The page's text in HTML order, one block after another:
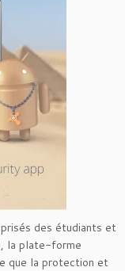
des étudiants et
la plate-forme
que la protection et